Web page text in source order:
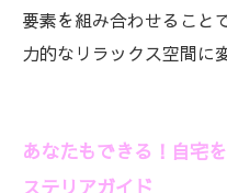
要素を組み合わせること
力的なリラックス空間に
あなたもできる！自宅
ステリアガイド